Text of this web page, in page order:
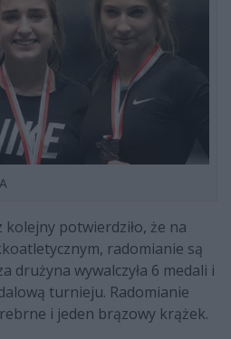
kolejny potwierdziło, że na
radomianie są
drużyna wywalczyła 6 medali i
turnieju. Radomianie
i jeden brązowy krążek.